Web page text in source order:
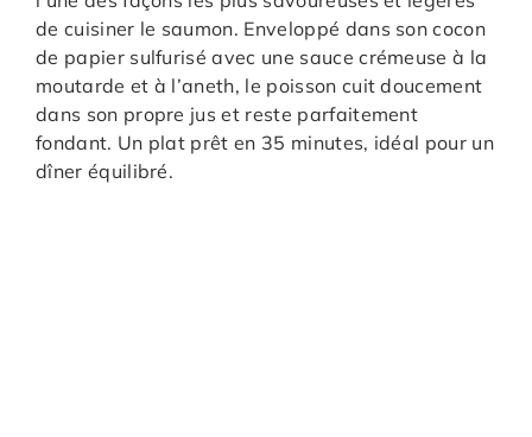
de cuisiner le saumon. Enveloppé dans son cocon
de papier sulfurisé avec une sauce crémeuse à la
moutarde et à l’aneth, le poisson cuit doucement
dans son propre jus et reste parfaitement
fondant. Un plat prêt en 35 minutes, idéal pour un
dîner équilibré.